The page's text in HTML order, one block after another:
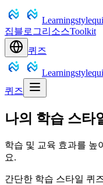
집블로그리소스Toolkit
퀴즈
퀴즈
나의 학습 스타
학습 및 교육 효과를 높
요.
간단한 학습 스타일 퀴